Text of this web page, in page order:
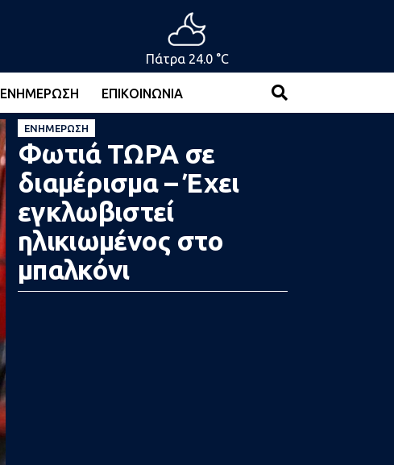
Πάτρα 24.0 °C
ΕΝΗΜΈΡΩΣΗ ΕΠΙΚΟΙΝΩΝΊΑ
ΕΝΗΜΈΡΩΣΗ
Φωτιά ΤΩΡΑ σε
διαμέρισμα – Έχει
εγκλωβιστεί
ηλικιωμένος στο
μπαλκόνι